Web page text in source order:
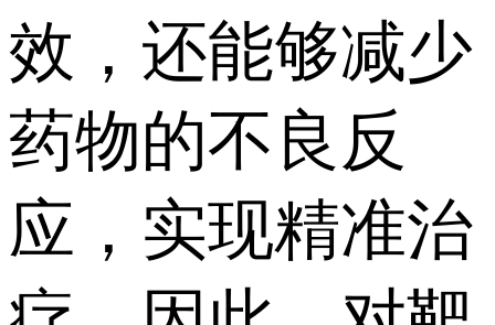
效，还能够减少
药物的不良反
应，实现精准治